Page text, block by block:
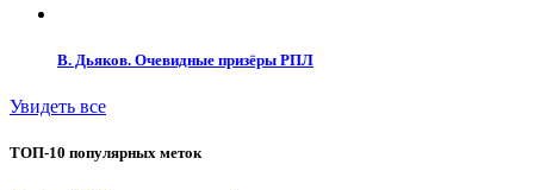
В. Дьяков. Очевидные призёры РПЛ
Увидеть все
ТОП-10 популярных меток